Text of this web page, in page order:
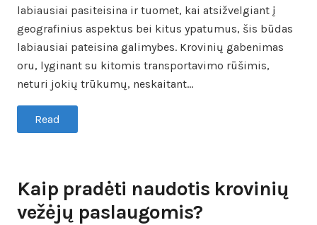
labiausiai pasiteisina ir tuomet, kai atsižvelgiant į
geografinius aspektus bei kitus ypatumus, šis būdas
labiausiai pateisina galimybes. Krovinių gabenimas
oru, lyginant su kitomis transportavimo rūšimis,
neturi jokių trūkumų, neskaitant…
Read
Kaip pradėti naudotis krovinių
vežėjų paslaugomis?